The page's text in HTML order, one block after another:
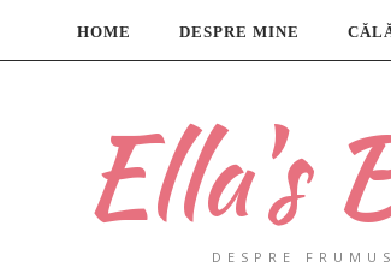
HOME DESPRE MINE
Ella's
DESPRE